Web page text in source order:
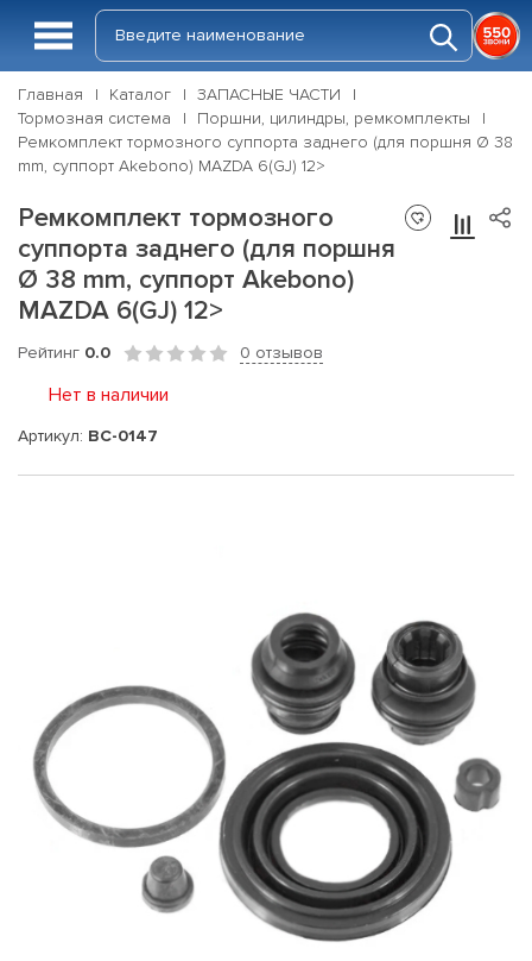
Главная Каталог
ЗАПАСНЫЕ ЧАСТИ
Тормозная система
Поршни, цилиндры, ремкомплекты
Ремкомплект тормозного суппорта заднего (для поршня Ø 38
mm, суппорт Akebono) MAZDA 6(GJ) 12>
Ремкомплект тормозного
суппорта заднего (для поршня
Ø 38 mm, суппорт Akebono)
MAZDA 6(GJ) 12>
Рейтинг 0.0 0 отзывов
Нет в наличии
Артикул: BC-0147